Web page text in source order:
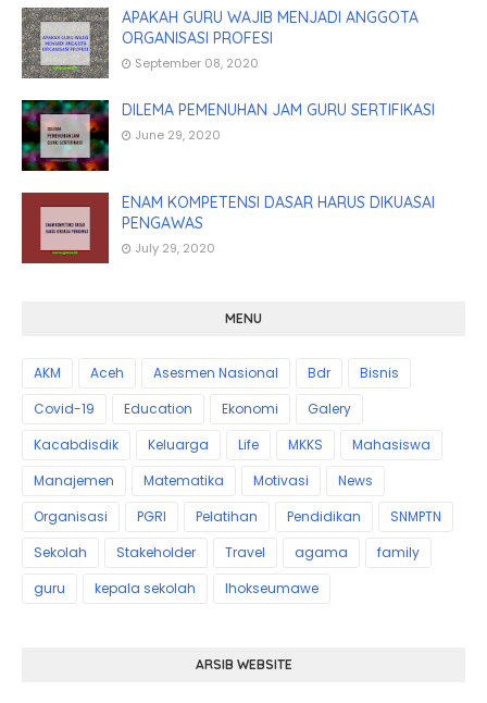
APAKAH GURU WAJIB MENJADI ANGGOTA
ORGANISASI PROFESI
September 08, 2020
DILEMA PEMENUHAN JAM GURU SERTIFIKASI
June 29, 2020
ENAM KOMPETENSI DASAR HARUS DIKUASAI
PENGAWAS
July 29, 2020
MENU
AKM Aceh Asesmen Nasional Bdr
Bisnis
Covid-19
Education Ekonomi
Galery
Kacabdisdik
Keluarga Life MKKS
Mahasiswa
Manajemen
Matematika Motivasi
News
Organisasi
PGRI Pelatihan Pendidikan
SNMPTN
Sekolah
Stakeholder Travel agama
family
guru
kepala sekolah lhokseumawe
ARSIB WEBSITE